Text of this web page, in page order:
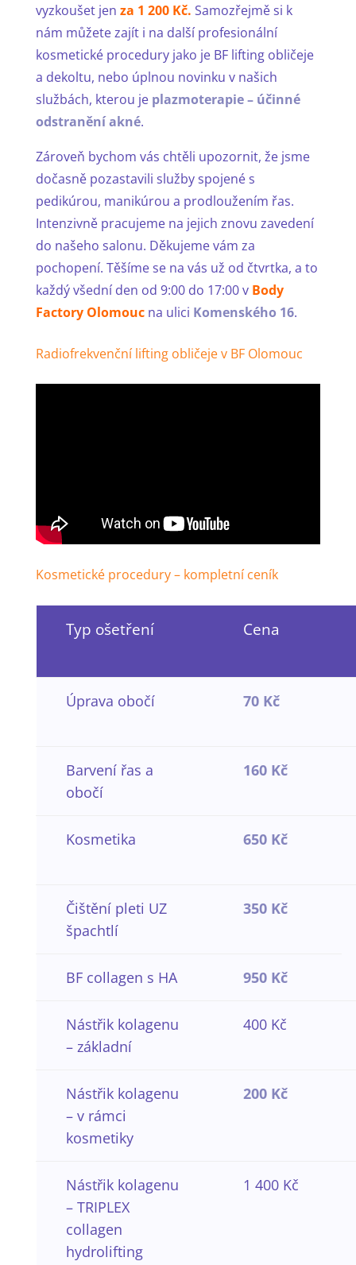
vyzkoušet jen za 1 200 Kč. Samozřejmě si k
nám můžete zajít i na další profesionální
kosmetické procedury jako je BF lifting obličeje
a dekoltu, nebo úplnou novinku v našich
službách, kterou je plazmoterapie – účinné
odstranění akné.
Zároveň bychom vás chtěli upozornit, že jsme
dočasně pozastavili služby spojené s
pedikúrou, manikúrou a prodloužením řas.
Intenzivně pracujeme na jejich znovu zavedení
do našeho salonu. Děkujeme vám za
pochopení. Těšíme se na vás už od čtvrtka, a to
každý všední den od 9:00 do 17:00 v Body
Factory Olomouc na ulici Komenského 16.
Radiofrekvenční lifting obličeje v BF Olomouc
Kosmetické procedury – kompletní ceník
Typ ošetření Cena
Úprava obočí 70 Kč
Barvení řas a
obočí
160 Kč
Kosmetika 650 Kč
Čištění pleti UZ
špachtlí
350 Kč
BF collagen s HA 950 Kč
Nástřik kolagenu
– základní
400 Kč
Nástřik kolagenu
– v rámci
kosmetiky
200 Kč
Nástřik kolagenu
– TRIPLEX
collagen
hydrolifting
1 400 Kč